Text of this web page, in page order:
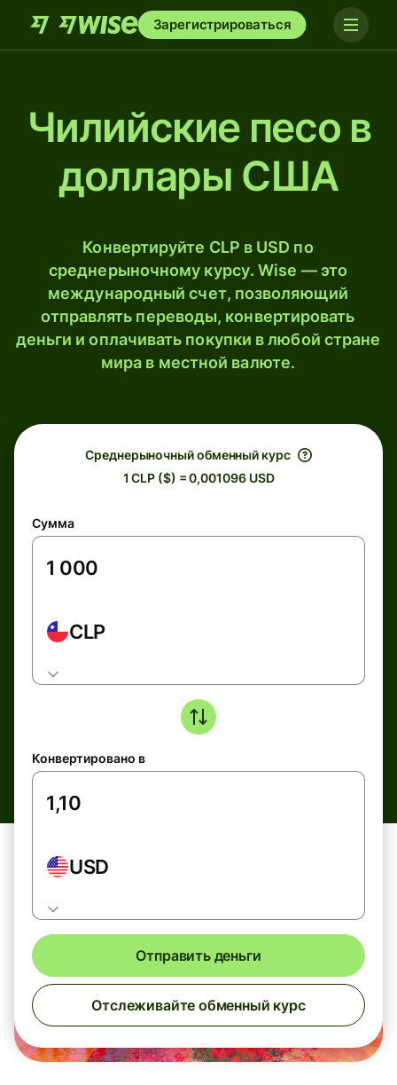
Зарегистрироваться
Чилийские песо в
доллары США
Конвертируйте CLP в USD по
среднерыночному курсу. Wise — это
международный счет, позволяющий
отправлять переводы, конвертировать
деньги и оплачивать покупки в любой стране
мира в местной валюте.
Среднерыночный обменный курс
1 CLP ($) = 0,001096 USD
Сумма
CLP
Конвертировано в
USD
Отправить деньги
Отслеживайте обменный курс